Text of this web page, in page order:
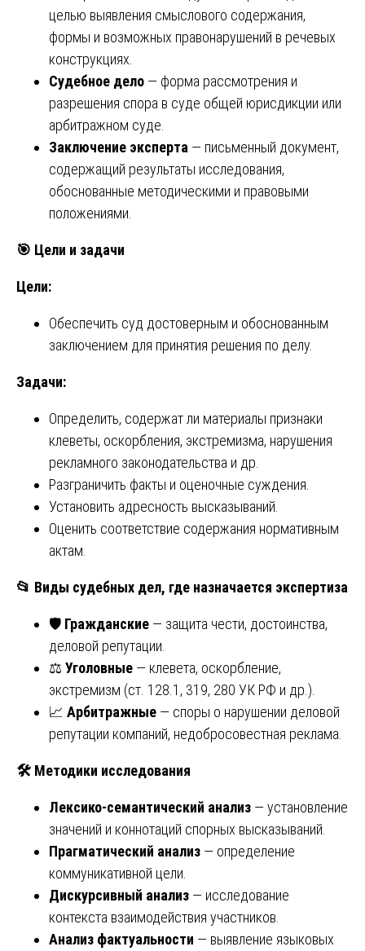
целью выявления смыслового содержания,
формы и возможных правонарушений в речевых
конструкциях.
Судебное дело — форма рассмотрения и
разрешения спора в суде общей юрисдикции или
арбитражном суде.
Заключение эксперта — письменный документ,
содержащий результаты исследования,
обоснованные методическими и правовыми
положениями.
🎯 Цели и задачи
Цели:
Обеспечить суд достоверным и обоснованным
заключением для принятия решения по делу.
Задачи:
Определить, содержат ли материалы признаки
клеветы, оскорбления, экстремизма, нарушения
рекламного законодательства и др.
Разграничить факты и оценочные суждения.
Установить адресность высказываний.
Оценить соответствие содержания нормативным
актам.
📂 Виды судебных дел, где назначается экспертиза
🛡 Гражданские — защита чести, достоинства,
деловой репутации.
⚖️ Уголовные — клевета, оскорбление,
экстремизм (ст. 128.1, 319, 280 УК РФ и др.).
📈 Арбитражные — споры о нарушении деловой
репутации компаний, недобросовестная реклама.
🛠 Методики исследования
Лексико‑семантический анализ — установление
значений и коннотаций спорных высказываний.
Прагматический анализ — определение
коммуникативной цели.
Дискурсивный анализ — исследование
контекста взаимодействия участников.
Анализ фактуальности — выявление языковых